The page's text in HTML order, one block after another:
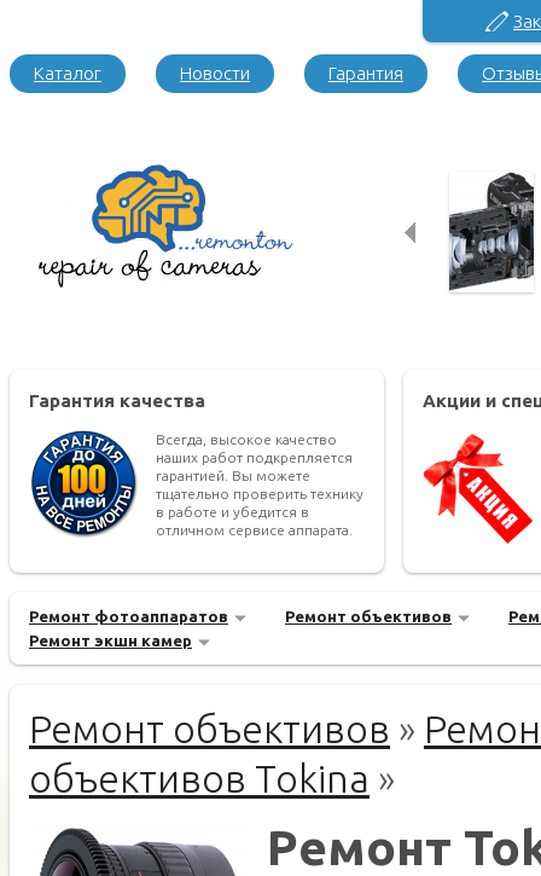
Каталог Новости Гарантия
Гарантия качества
Всегда, высокое качество
наших работ подкрепляется
гарантией. Вы можете
тщательно проверить технику
в работе и убедится в
отличном сервисе аппарата.
Акции и
Ремонт фотоаппаратов Ремонт объективов
Ремонт экшн камер
Ремонт объективов »
объективов Tokina »
Ремонт